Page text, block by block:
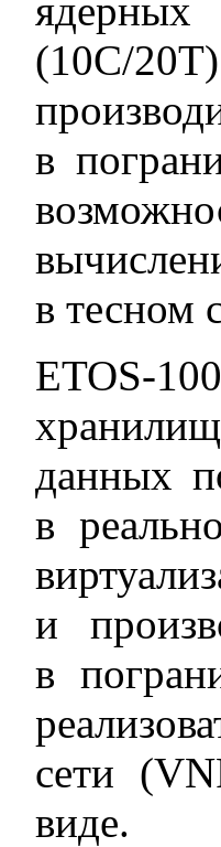
(10C/
в
в тесном
ETOS-
данных
в
и
в
сети
виде.